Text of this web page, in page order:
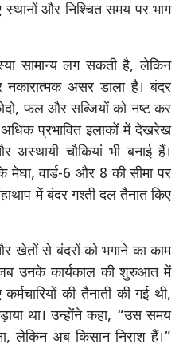
और निश्चित समय पर भाग
सामान्य लग सकती है, लेकिन
असर डाला है। बंदर
फल और सब्जियों को नष्ट कर
प्रभावित इलाकों में देखरेख
अस्थायी चौकियां भी बनाई हैं।
मेघा, वार्ड-6 और 8 की सीमा पर
में बंदर गश्ती दल तैनात किए
खेतों से बंदरों को भगाने का काम
उनके कार्यकाल की शुरुआत में
की तैनाती की गई थी,
था। उन्होंने कहा, “उस समय
लेकिन अब किसान निराश हैं।”